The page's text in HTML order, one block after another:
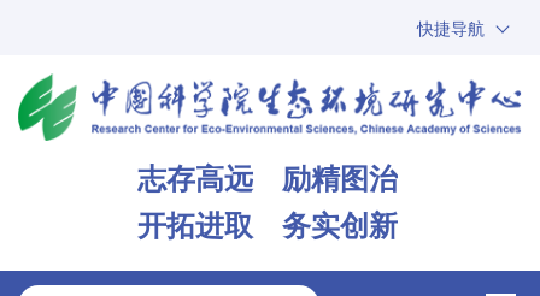
快捷导航
ARP
邮箱
志存高远 励精图治
开拓进取 务实创新